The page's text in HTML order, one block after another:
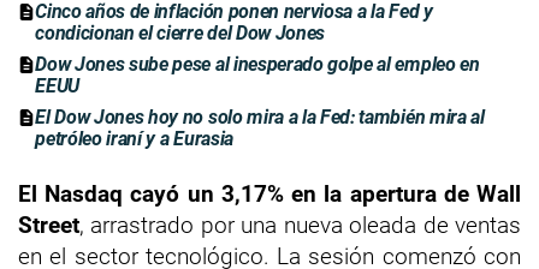
Cinco años de inflación ponen nerviosa a la Fed y
condicionan el cierre del Dow Jones
Dow Jones sube pese al inesperado golpe al empleo en
EEUU
El Dow Jones hoy no solo mira a la Fed: también mira al
petróleo iraní y a Eurasia
El Nasdaq cayó un 3,17% en la apertura de Wall
Street, arrastrado por una nueva oleada de ventas
en el sector tecnológico. La sesión comenzó con